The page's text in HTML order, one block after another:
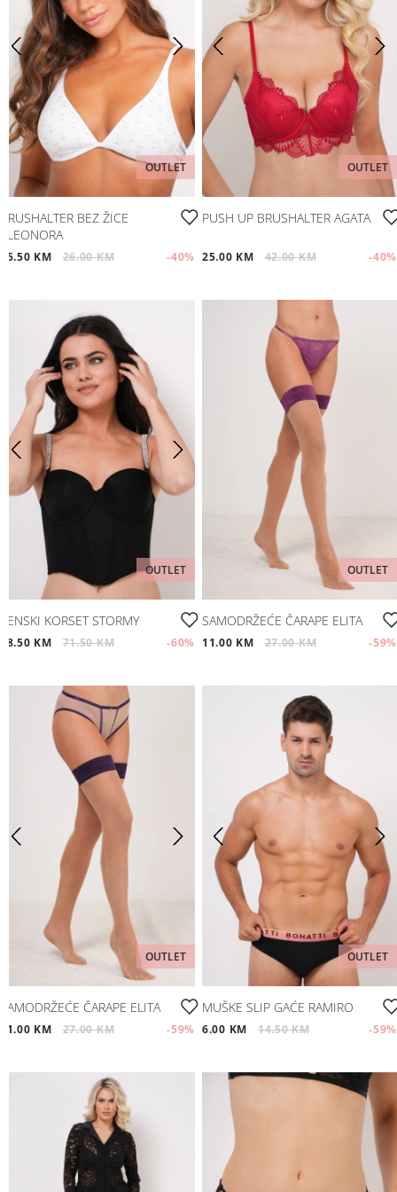
OUTLET
BRUSHALTER BEZ ŽICE
ELEONORA
15.50 KM 26.00 KM -40%
OUTLET
PUSH UP BRUSHALTER AGATA
25.00 KM 42.00 KM -40%
OUTLET
ŽENSKI KORSET STORMY
28.50 KM 71.50 KM -60%
OUTLET
SAMODRŽEĆE ČARAPE ELITA
11.00 KM 27.00 KM -59%
OUTLET
SAMODRŽEĆE ČARAPE ELITA
11.00 KM 27.00 KM -59%
OUTLET
MUŠKE SLIP GAĆE RAMIRO
6.00 KM 14.50 KM -59%